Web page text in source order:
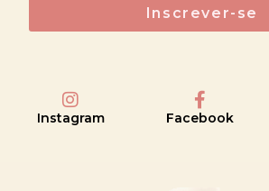
Inscrever-se
Instagram Facebook